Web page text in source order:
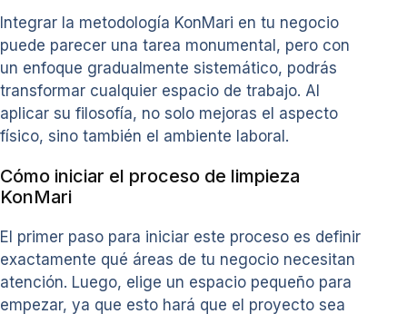
Integrar la metodología KonMari en tu negocio
puede parecer una tarea monumental, pero con
un enfoque gradualmente sistemático, podrás
transformar cualquier espacio de trabajo. Al
aplicar su filosofía, no solo mejoras el aspecto
físico, sino también el ambiente laboral.
Cómo iniciar el proceso de limpieza
KonMari
El primer paso para iniciar este proceso es definir
exactamente qué áreas de tu negocio necesitan
atención. Luego, elige un espacio pequeño para
empezar, ya que esto hará que el proyecto sea